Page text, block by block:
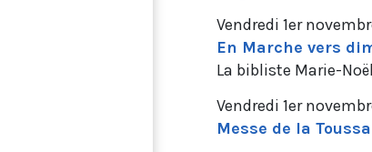
Vendredi 1er
En Marche vers
La bibliste Marie-
Vendredi 1er
Messe de la